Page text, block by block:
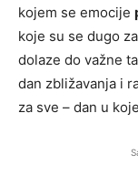
kojem se emocije
koje su se dugo
dolaze do važne
dan zbližavanja i
za sve – dan u